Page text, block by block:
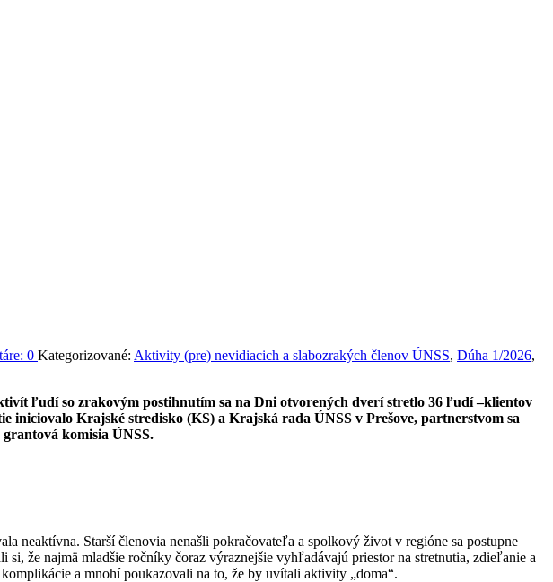
0 Kategorizované: Aktivity (pre) nevidiacich a slabozrakých členov ÚNSS, Dúha 1/2026,
ľudí so zrakovým postihnutím sa na Dni otvorených dverí stretlo 36 ľudí –klientov
Krajské stredisko (KS) a Krajská rada ÚNSS v Prešove, partnerstvom sa
komisia ÚNSS.
neaktívna. Starší členovia nenašli pokračovateľa a spolkový život v regióne sa postupne
že najmä mladšie ročníky čoraz výraznejšie vyhľadávajú priestor na stretnutia, zdieľanie a
a mnohí poukazovali na to, že by uvítali aktivity „doma“.